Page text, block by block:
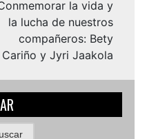
la vida y
la lucha de nuestros
compañeros: Bety
Cariño y Jyri Jaakola